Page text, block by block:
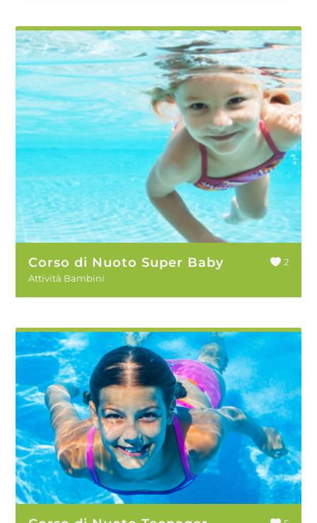
Corso di Nuoto Super Baby
Attività Bambini
2